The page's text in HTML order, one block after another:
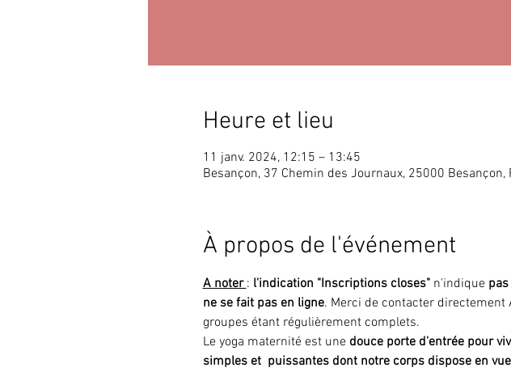
Heure et lieu
11 janv. 2024, 12:15 – 13:45
Besançon, 37 Chemin des Journaux, 25000 Besançon,
À propos de l'événement
A noter : l'indication "Inscriptions closes" n'indique pas
ne se fait pas en ligne. Merci de contacter directement
groupes étant régulièrement complets.
Le yoga maternité est une douce porte d'entrée pour
simples et  puissantes dont notre corps dispose en